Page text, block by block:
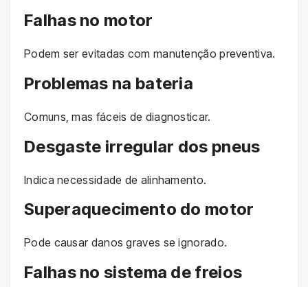
Falhas no motor
Podem ser evitadas com manutenção preventiva.
Problemas na bateria
Comuns, mas fáceis de diagnosticar.
Desgaste irregular dos pneus
Indica necessidade de alinhamento.
Superaquecimento do motor
Pode causar danos graves se ignorado.
Falhas no sistema de freios